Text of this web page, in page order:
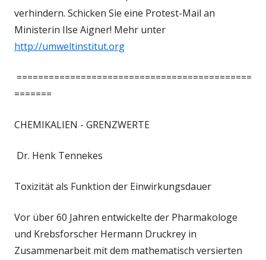
verhindern. Schicken Sie eine Protest-Mail an
Ministerin Ilse Aigner! Mehr unter
http://umweltinstitut.org
============================================
=======
CHEMIKALIEN - GRENZWERTE
Dr. Henk Tennekes
Toxizität als Funktion der Einwirkungsdauer
Vor über 60 Jahren entwickelte der Pharmakologe
und Krebsforscher Hermann Druckrey in
Zusammenarbeit mit dem mathematisch versierten